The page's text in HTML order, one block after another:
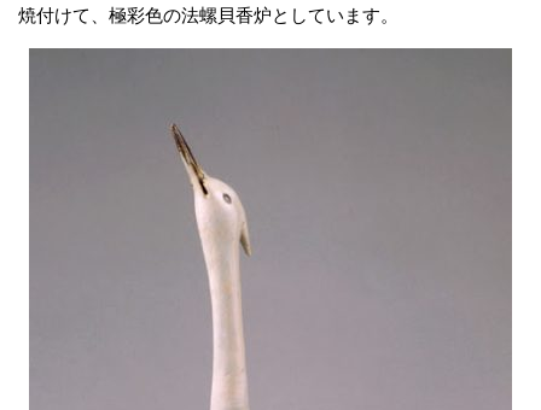
焼付けて、極彩色の法螺貝香炉としています。